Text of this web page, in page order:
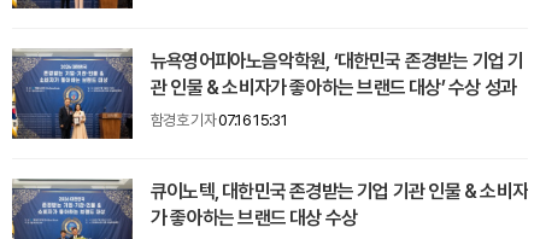
뉴욕영어피아노음악학원, ‘대한민국 존경받는 기업 기
관 인물 & 소비자가 좋아하는 브랜드 대상’ 수상 성과
함경호 기자07.16 15:31
큐이노텍, 대한민국 존경받는 기업 기관 인물 & 소비자
가 좋아하는 브랜드 대상 수상